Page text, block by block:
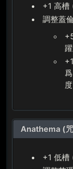
+1 高槽
調整蓋
度
Anathema (
+1 低槽